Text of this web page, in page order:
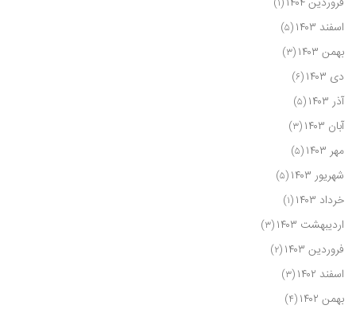
اسفند ۱۴۰۳ (۵)
بهمن ۱۴۰۳ (۳)
دی ۱۴۰۳ (۶)
آذر ۱۴۰۳ (۵)
آبان ۱۴۰۳ (۳)
مهر ۱۴۰۳ (۵)
شهریور ۱۴۰۳ (۵)
خرداد ۱۴۰۳ (۱)
اردیبهشت ۱۴۰۳ (۳)
فروردین ۱۴۰۳ (۲)
اسفند ۱۴۰۲ (۳)
بهمن ۱۴۰۲ (۴)